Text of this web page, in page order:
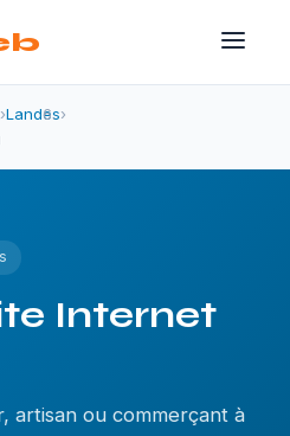
›Landes›
Internet
artisan ou commerçant à